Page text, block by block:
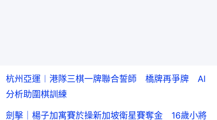
杭州亞運︱港隊三棋一牌聯合誓師 橋牌再爭牌 AI
分析助圍棋訓練
劍擊｜楊子加寓賽於操新加坡衛星賽奪金 16歲小將